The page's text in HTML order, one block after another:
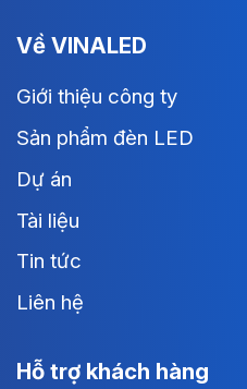
Về VINALED
Giới thiệu công ty
Sản phẩm đèn LED
Dự án
Tài liệu
Tin tức
Liên hệ
Hỗ trợ khách hàng